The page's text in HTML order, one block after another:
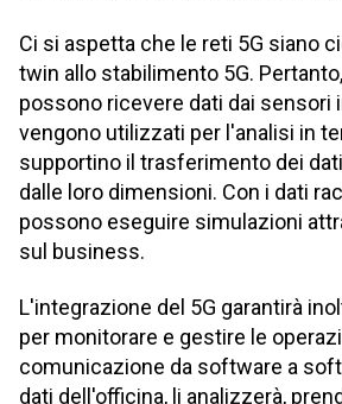
Ci si aspetta che le reti 5G siano
twin allo stabilimento 5G.
possono ricevere dati dai sensori
vengono utilizzati per l'analisi in
supportino il trasferimento dei
dalle loro dimensioni. Con i dati
possono eseguire simulazioni
sul business.
L'integrazione del 5G garantirà
per monitorare e gestire le
comunicazione da software a
dati dell'officina, li analizzerà,